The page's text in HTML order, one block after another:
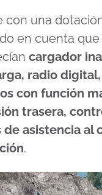
con una
en cuenta
cargador
radio
con función
trasera,
asistencia al
.